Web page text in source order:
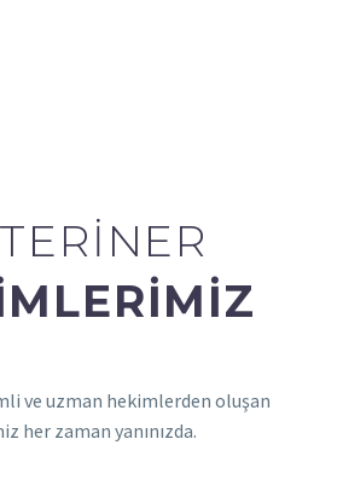
ve uzman hekimlerden oluşan
her zaman yanınızda.